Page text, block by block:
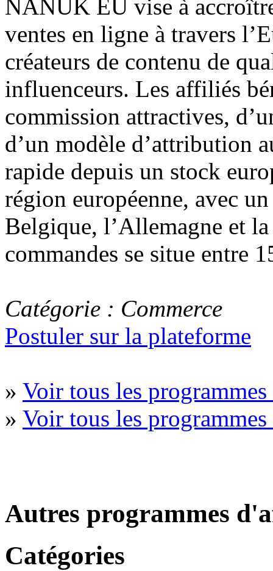
NANUK EU vise à
ventes en ligne à travers
créateurs de contenu de
influenceurs. Les affiliés
commission attractives,
d’un modèle d’attribution
rapide depuis un stock
région européenne, avec
Belgique, l’Allemagne et
commandes se situe entre
Catégorie : Commerce
Postuler sur la plateforme
» Voir tous les
» Voir tous les
Autres programmes
Catégories